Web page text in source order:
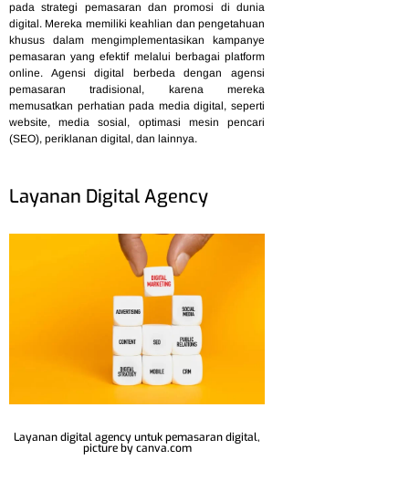
pada strategi pemasaran dan promosi di dunia
digital. Mereka memiliki keahlian dan pengetahuan
khusus dalam mengimplementasikan kampanye
pemasaran yang efektif melalui berbagai platform
online. Agensi digital berbeda dengan agensi
pemasaran tradisional, karena mereka
memusatkan perhatian pada media digital, seperti
website, media sosial, optimasi mesin pencari
(SEO), periklanan digital, dan lainnya.
Layanan Digital Agency
Layanan digital agency untuk pemasaran digital,
picture by canva.com